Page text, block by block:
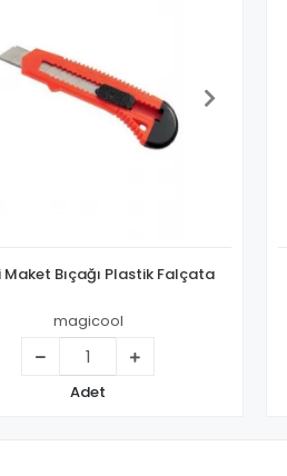
Maket Bıçağı Plastik Falçata
magicool
Adet